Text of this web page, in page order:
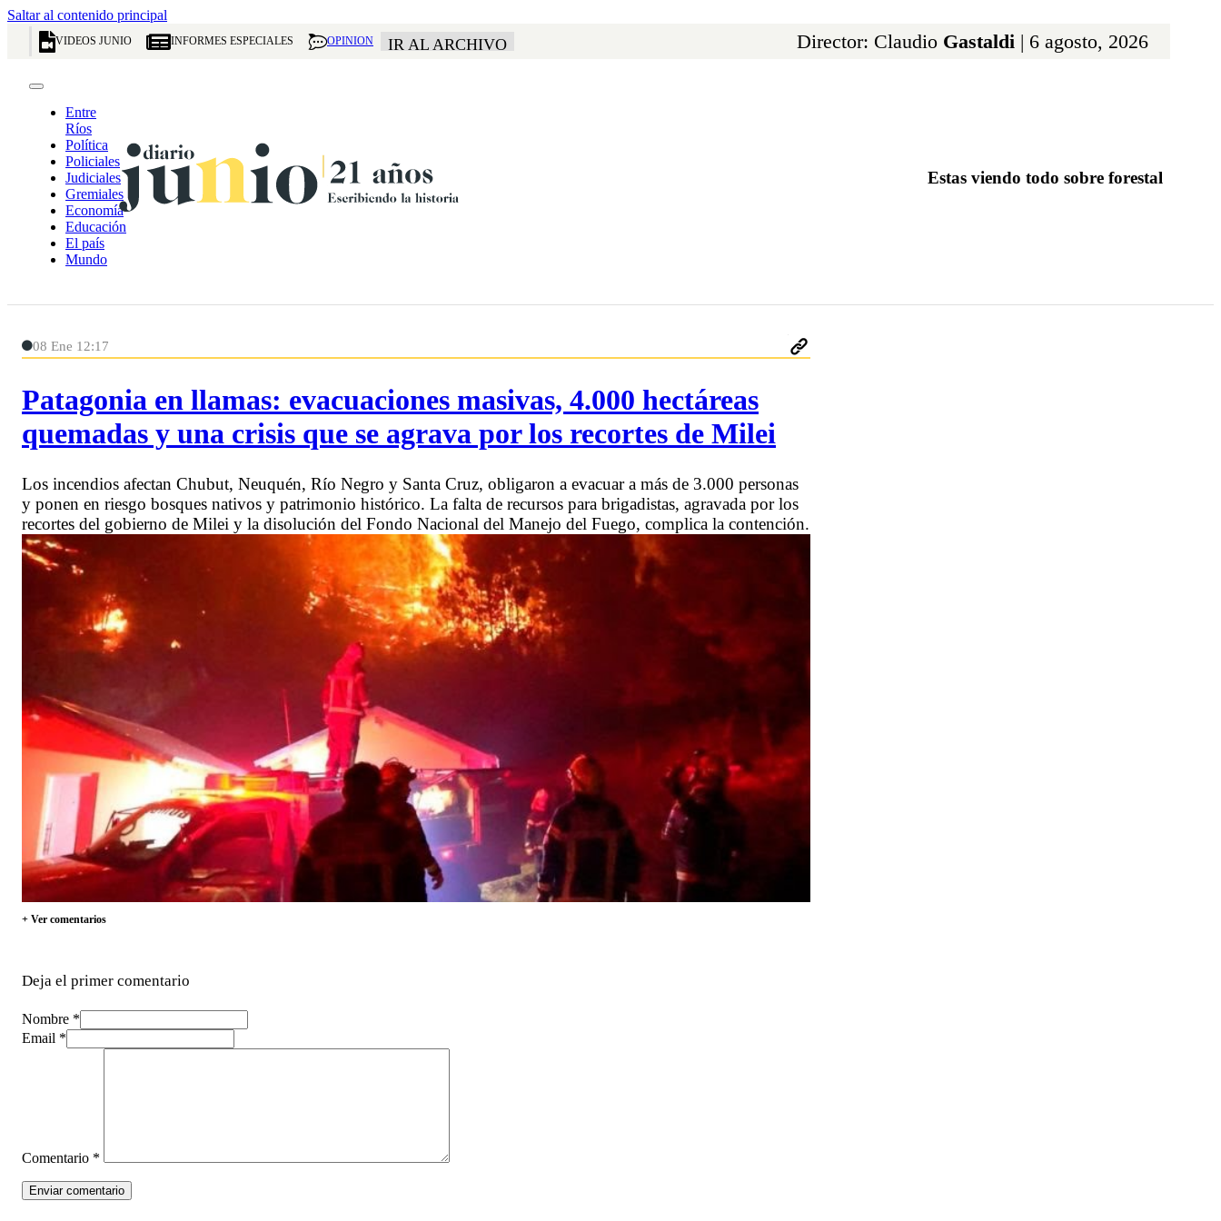
Saltar al contenido principal
VIDEOS JUNIO INFORMES ESPECIALES OPINION IR AL ARCHIVO Director: Claudio Gastaldi | 6 agosto, 2026
Entre
Ríos
Política
Policiales
Judiciales
Gremiales
Economía
Educación
El país
Mundo
Estas viendo todo sobre forestal
08 Ene 12:17
Patagonia en llamas: evacuaciones masivas, 4.000 hectáreas
quemadas y una crisis que se agrava por los recortes de Milei
Los incendios afectan Chubut, Neuquén, Río Negro y Santa Cruz, obligaron a evacuar a más de 3.000 personas
y ponen en riesgo bosques nativos y patrimonio histórico. La falta de recursos para brigadistas, agravada por los
recortes del gobierno de Milei y la disolución del Fondo Nacional del Manejo del Fuego, complica la contención.
+ Ver comentarios
Deja el primer comentario
Nombre *
Email *
Comentario *